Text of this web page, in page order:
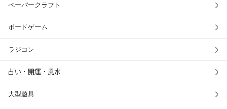
ペーパークラフト
ボードゲーム
ラジコン
占い・開運・風水
大型遊具